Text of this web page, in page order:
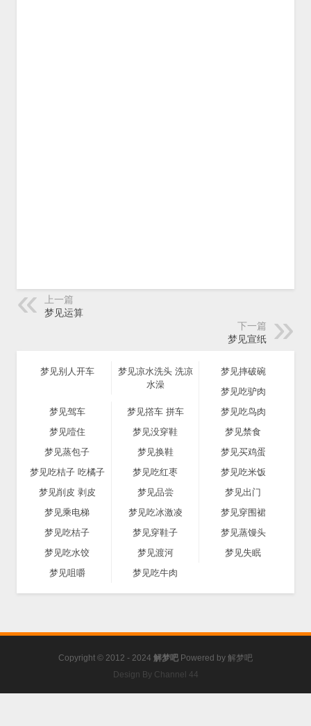
上一篇
梦见运算
下一篇
梦见宣纸
梦见别人开车
梦见凉水洗头 洗凉
水澡
梦见摔破碗
梦见吃驴肉
梦见驾车
梦见撘车 拼车
梦见吃鸟肉
梦见噎住
梦见没穿鞋
梦见禁食
梦见蒸包子
梦见换鞋
梦见买鸡蛋
梦见吃桔子 吃橘子
梦见吃红枣
梦见吃米饭
梦见削皮 剥皮
梦见品尝
梦见出门
梦见乘电梯
梦见吃冰激凌
梦见穿围裙
梦见吃桔子
梦见穿鞋子
梦见蒸馒头
梦见吃水饺
梦见渡河
梦见失眠
梦见咀嚼
梦见吃牛肉
Copyright © 2012 - 2024 解梦吧 Powered by 解梦吧
Design By Channel 44